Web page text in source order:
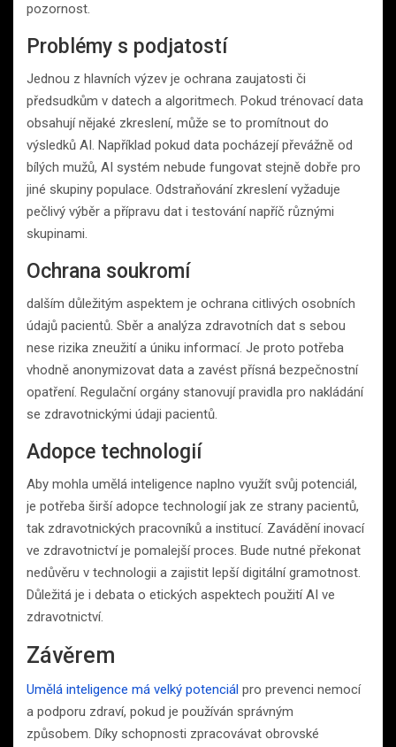
pozornost.
Problémy s podjatostí
Jednou z hlavních výzev je ochrana zaujatosti či
předsudkům v datech a algoritmech. Pokud trénovací data
obsahují nějaké zkreslení, může se to promítnout do
výsledků AI. Například pokud data pocházejí převážně od
bílých mužů, AI systém nebude fungovat stejně dobře pro
jiné skupiny populace. Odstraňování zkreslení vyžaduje
pečlivý výběr a přípravu dat i testování napříč různými
skupinami.
Ochrana soukromí
dalším důležitým aspektem je ochrana citlivých osobních
údajů pacientů. Sběr a analýza zdravotních dat s sebou
nese rizika zneužití a úniku informací. Je proto potřeba
vhodně anonymizovat data a zavést přísná bezpečnostní
opatření. Regulační orgány stanovují pravidla pro nakládání
se zdravotnickými údaji pacientů.
Adopce technologií
Aby mohla umělá inteligence naplno využít svůj potenciál,
je potřeba širší adopce technologií jak ze strany pacientů,
tak zdravotnických pracovníků a institucí. Zavádění inovací
ve zdravotnictví je pomalejší proces. Bude nutné překonat
nedůvěru v technologii a zajistit lepší digitální gramotnost.
Důležitá je i debata o etických aspektech použití AI ve
zdravotnictví.
Závěrem
Umělá inteligence má velký potenciál pro prevenci nemocí
a podporu zdraví, pokud je používán správným
způsobem. Díky schopnosti zpracovávat obrovské